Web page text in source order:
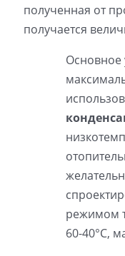
полученная от
получается
Основное
режимом
60-40°С,